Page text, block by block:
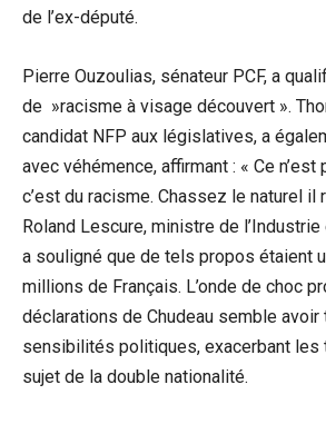
de ⁢l’ex-député.
Pierre Ouzoulias, sénateur PCF, a‍
de ‍ »racisme à visage découvert ».
candidat NFP aux législatives, a
avec‍ véhémence, affirmant : « Ce n’est
c’est ⁣du‍ racisme. Chassez le​ naturel⁢ il
Roland Lescure, ministre de
a souligné que de tels propos⁣ étaient⁢
millions de Français. ⁤L’onde de ⁤choc
déclarations ‌de Chudeau semble
sensibilités politiques,‌ exacerbant les
‌sujet de la double nationalité.